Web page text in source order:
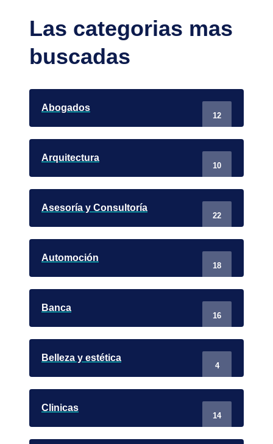
Las categorias mas
buscadas
Abogados
12
Arquitectura
10
Asesoría y Consultoría
22
Automoción
18
Banca
16
Belleza y estética
4
Clinicas
14